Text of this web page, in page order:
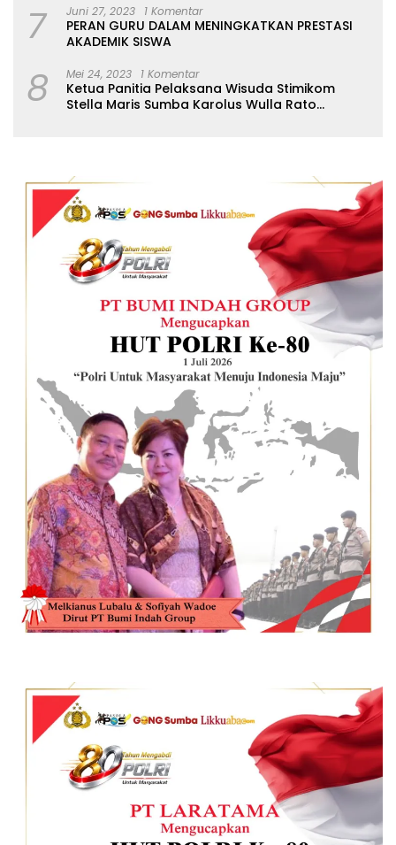
7 Juni 27, 2023 1 Komentar
PERAN GURU DALAM MENINGKATKAN PRESTASI
AKADEMIK SISWA
8 Mei 24, 2023 1 Komentar
Ketua Panitia Pelaksana Wisuda Stimikom
Stella Maris Sumba Karolus Wulla Rato